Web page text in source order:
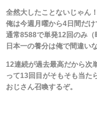
全然大したことないじゃん！
俺は今週月曜から4日間だ
通常8588で単発12回のみ（
日本一の養分は俺で間違い
12連続が過去最高だから次
って13回目がそもそも当た
おじさん召喚するぞ。